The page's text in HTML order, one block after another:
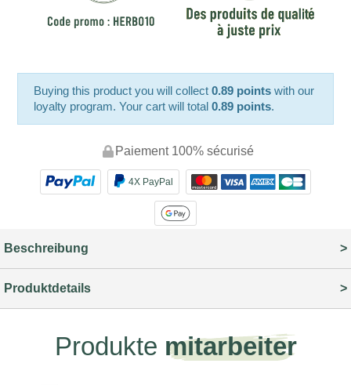
Buying this product you will collect0.89 points with our
loyalty program. Your cart will total0.89 points.
Paiement 100% sécurisé
4X PayPal
Beschreibung
Produktdetails
Produkte mitarbeiter